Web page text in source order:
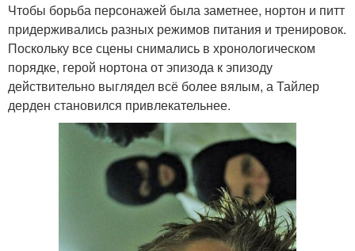
Чтобы борьба персонажей была заметнее, нортон и питт
придерживались разных режимов питания и тренировок.
Поскольку все сцены снимались в хронологическом
порядке, герой нортона от эпизода к эпизоду
действительно выглядел всё более вялым, а Тайлер
дерден становился привлекательнее.